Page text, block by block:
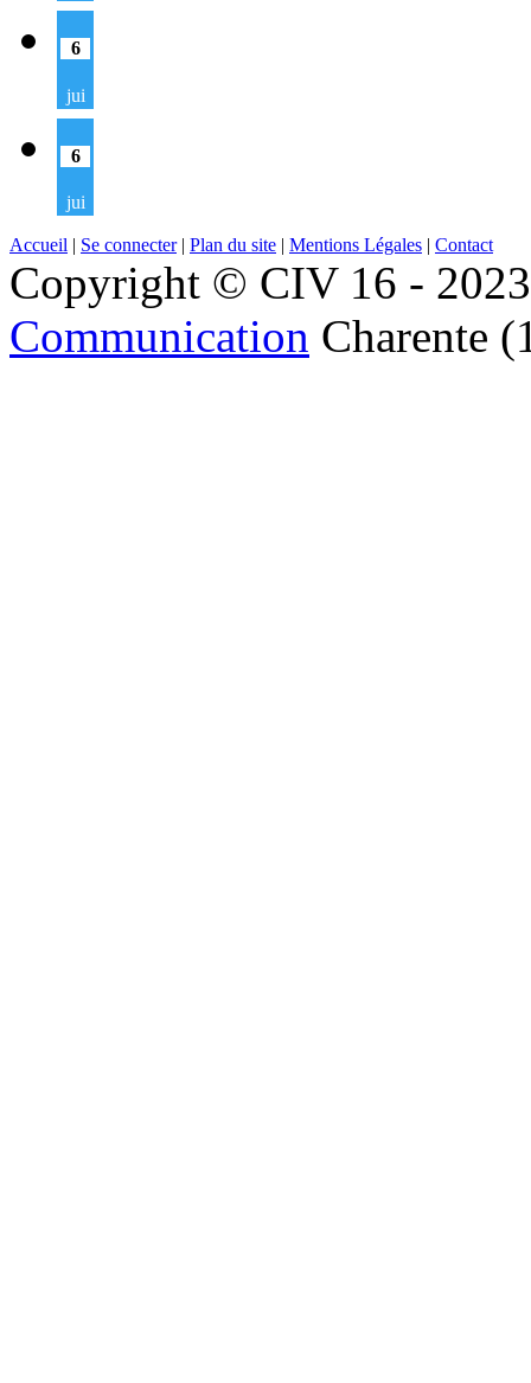
6
jui
6
jui
Accueil | Se connecter| Plan du site | Mentions Légales | Contact
Copyright © CIV 16 -
Communication Charente